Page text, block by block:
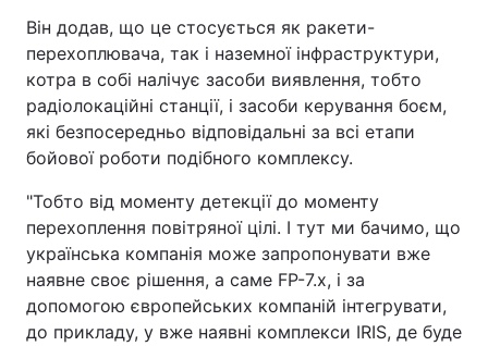
Він додав, що це стосується як ракети-
перехоплювача, так і наземної інфраструктури,
котра в собі налічує засоби виявлення, тобто
радіолокаційні станції, і засоби керування боєм,
які безпосередньо відповідальні за всі етапи
бойової роботи подібного комплексу.
"Тобто від моменту детекції до моменту
перехоплення повітряної цілі. І тут ми бачимо, що
українська компанія може запропонувати вже
наявне своє рішення, а саме FP-7.х, і за
допомогою європейських компаній інтегрувати,
до прикладу, у вже наявні комплекси IRIS, де буде